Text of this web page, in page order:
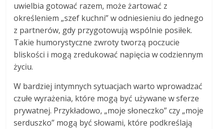
uwielbia gotować razem, może żartować z
określeniem „szef kuchni” w odniesieniu do jednego
z partnerów, gdy przygotowują wspólnie posiłek.
Takie humorystyczne zwroty tworzą poczucie
bliskości i mogą zredukować napięcia w codziennym
życiu.
W bardziej intymnych sytuacjach warto wprowadzać
czułe wyrażenia, które mogą być używane w sferze
prywatnej. Przykładowo, „moje słoneczko” czy „moje
serduszko” mogą być słowami, które podkreślają